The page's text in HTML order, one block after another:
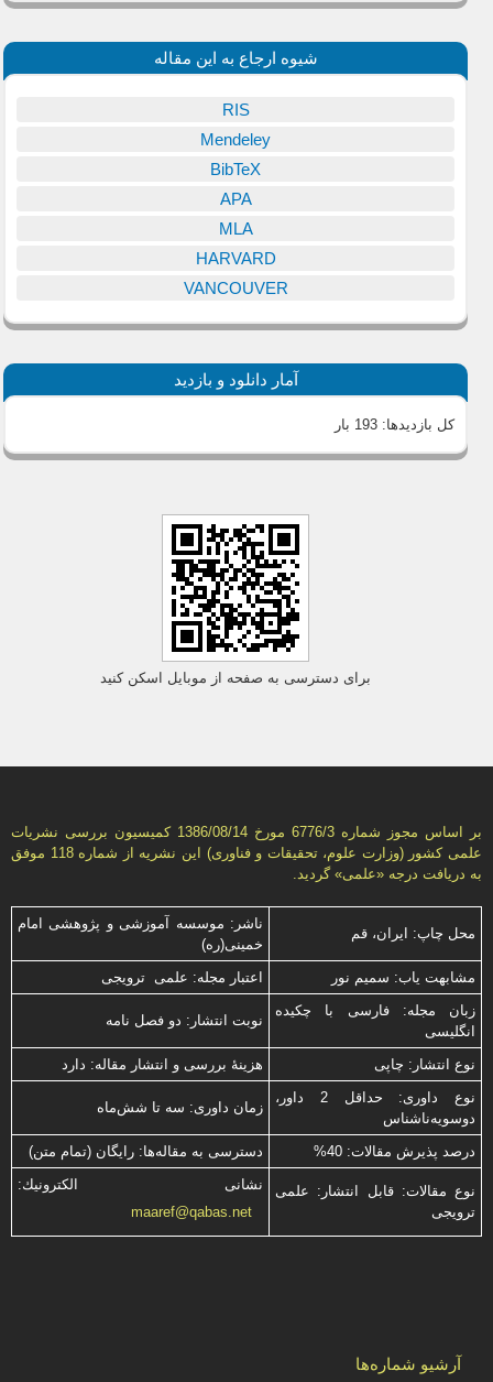
شیوه ارجاع به این مقاله
RIS
Mendeley
BibTeX
APA
MLA
HARVARD
VANCOUVER
آمار دانلود و بازدید
کل بازدیدها:193 بار
برای دسترسی به صفحه از موبایل اسکن کنید
بر اساس مجوز شماره 6776/3 مورخ 1386/08/14 كمیسیون بررسى نشریات
علمى كشور (وزارت علوم، تحقیقات و فناورى) این نشریه از شماره 118 موفق
به دریافت درجه «علمى» گردید.
محل چاپ: ایران، قم
ناشر: موسسه آموزشی و پژوهشی امام
خمینی(ره)
مشابهت ياب: سميم نور
اعتبار مجله: علمی ترویجی
زبان مجله: فارسی با چكیده
انگلیسی
نوبت انتشار: دو فصل نامه
نوع انتشار: چاپی
هزینۀ بررسی و انتشار مقاله: دارد
نوع داوری: حداقل 2 داور،
دوسویه‌ناشناس
زمان داوری: سه تا شش‌ماه
درصد پذیرش مقالات: 40% دسترسی به مقاله‌ها: رایگان (تمام متن)
نوع مقالات: قابل انتشار: علمی
ترویجی
نشانی الكترونیك:
maaref@qabas.net
آرشیو شماره‌ها